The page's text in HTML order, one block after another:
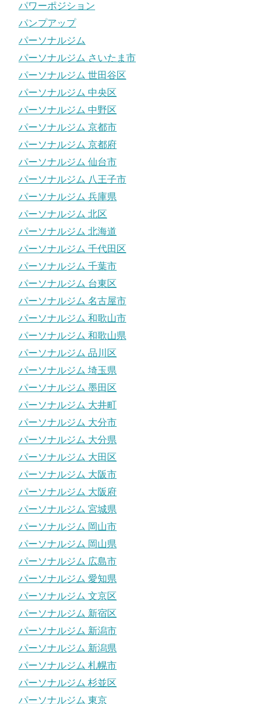
パワーポジション
パンプアップ
パーソナルジム
パーソナルジム さいたま市
パーソナルジム 世田谷区
パーソナルジム 中央区
パーソナルジム 中野区
パーソナルジム 京都市
パーソナルジム 京都府
パーソナルジム 仙台市
パーソナルジム 八王子市
パーソナルジム 兵庫県
パーソナルジム 北区
パーソナルジム 北海道
パーソナルジム 千代田区
パーソナルジム 千葉市
パーソナルジム 台東区
パーソナルジム 名古屋市
パーソナルジム 和歌山市
パーソナルジム 和歌山県
パーソナルジム 品川区
パーソナルジム 埼玉県
パーソナルジム 墨田区
パーソナルジム 大井町
パーソナルジム 大分市
パーソナルジム 大分県
パーソナルジム 大田区
パーソナルジム 大阪市
パーソナルジム 大阪府
パーソナルジム 宮城県
パーソナルジム 岡山市
パーソナルジム 岡山県
パーソナルジム 広島市
パーソナルジム 愛知県
パーソナルジム 文京区
パーソナルジム 新宿区
パーソナルジム 新潟市
パーソナルジム 新潟県
パーソナルジム 札幌市
パーソナルジム 杉並区
パーソナルジム 東京